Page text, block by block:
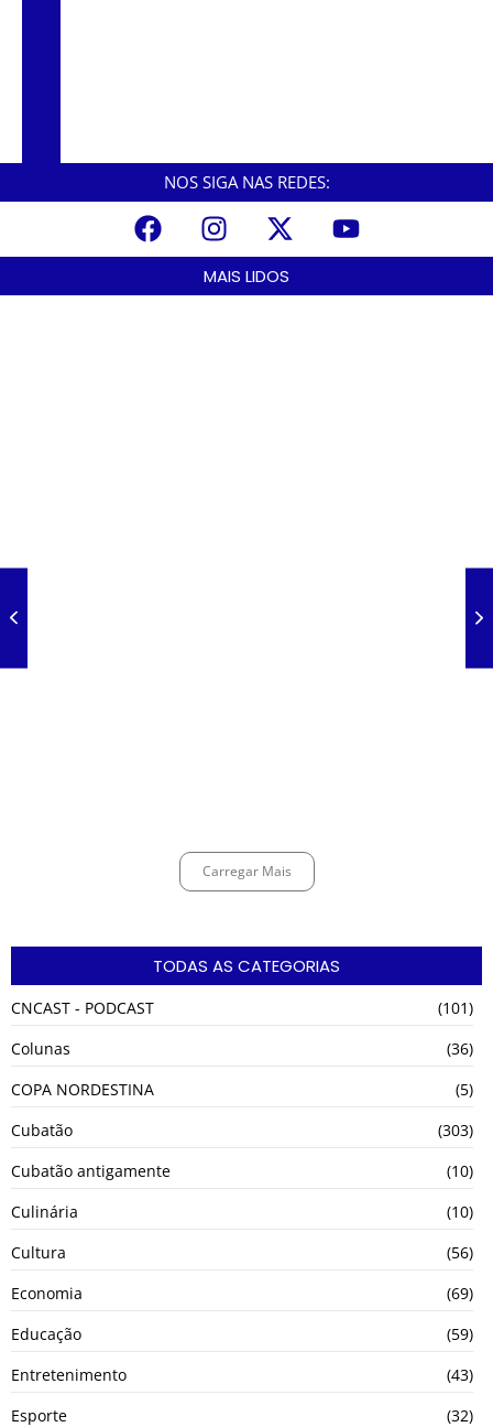
NOS SIGA NAS REDES:
MAIS LIDOS
Carregar Mais
TODAS AS CATEGORIAS
CNCAST - PODCAST
(101)
Colunas
(36)
COPA NORDESTINA
(5)
Cubatão
(303)
Cubatão antigamente
(10)
Culinária
(10)
Cultura
(56)
Economia
(69)
Educação
(59)
Entretenimento
(43)
Esporte
(32)